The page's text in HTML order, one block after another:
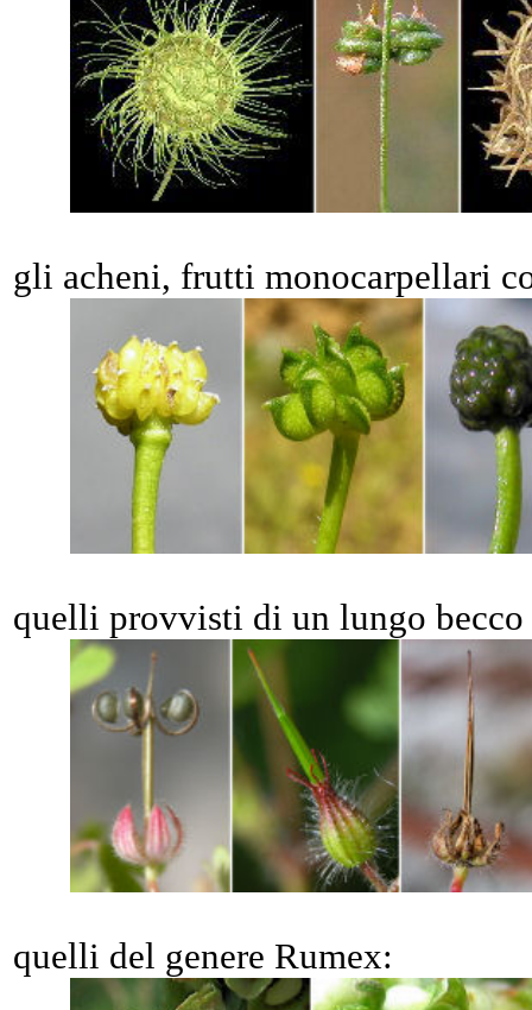
gli acheni, frutti monocarpellari
quelli provvisti di un lungo becco
quelli del genere Rumex: